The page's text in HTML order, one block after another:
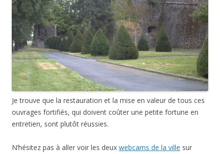
Je trouve que la restauration et la mise en valeur de tous ces
ouvrages fortifiés, qui doivent coûter une petite fortune en
entretien, sont plutôt réussies.
N’hésitez pas à aller voir les deux webcams de la ville sur